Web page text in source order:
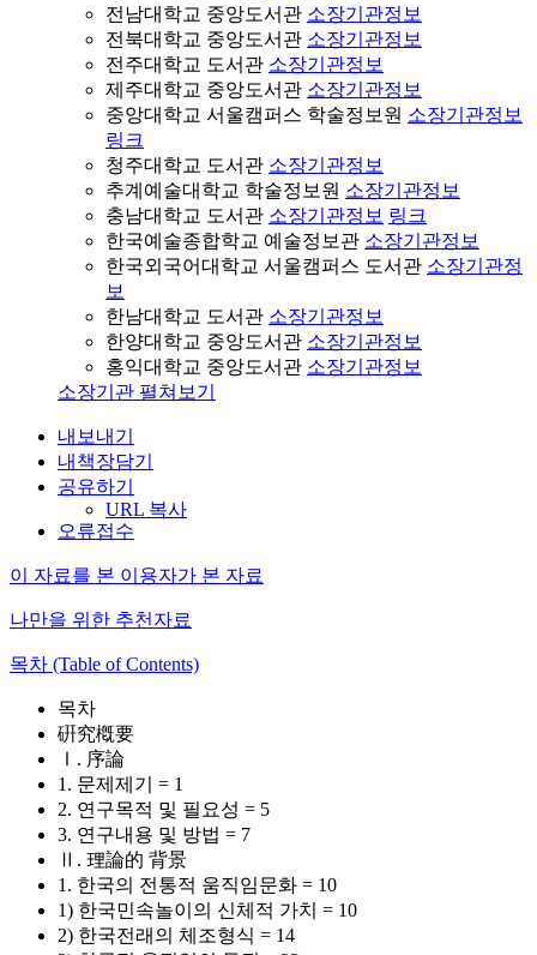
전남대학교 중앙도서관 소장기관정보
전북대학교 중앙도서관 소장기관정보
전주대학교 도서관 소장기관정보
제주대학교 중앙도서관 소장기관정보
중앙대학교 서울캠퍼스 학술정보원 소장기관정보
링크
청주대학교 도서관 소장기관정보
추계예술대학교 학술정보원 소장기관정보
충남대학교 도서관 소장기관정보 링크
한국예술종합학교 예술정보관 소장기관정보
한국외국어대학교 서울캠퍼스 도서관 소장기관정
보
한남대학교 도서관 소장기관정보
한양대학교 중앙도서관 소장기관정보
홍익대학교 중앙도서관 소장기관정보
소장기관 펼쳐보기
내보내기
내책장담기
공유하기
URL 복사
오류접수
이 자료를 본 이용자가 본 자료
나만을 위한 추천자료
목차 (Table of Contents)
목차
硏究槪要
Ⅰ. 序論
1. 문제제기 = 1
2. 연구목적 및 필요성 = 5
3. 연구내용 및 방법 = 7
Ⅱ. 理論的 背景
1. 한국의 전통적 움직임문화 = 10
1) 한국민속놀이의 신체적 가치 = 10
2) 한국전래의 체조형식 = 14